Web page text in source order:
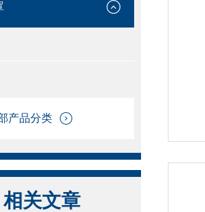
产品分类
相关文章